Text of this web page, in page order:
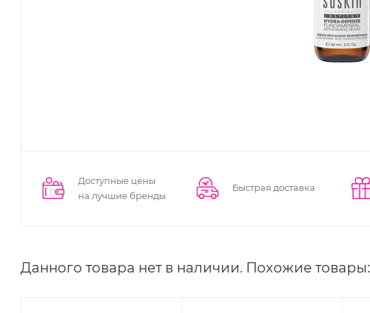
Доступные цены
на лучшие бренды
Быстрая доставка
Данного товара нет в наличии. Похожие товары: